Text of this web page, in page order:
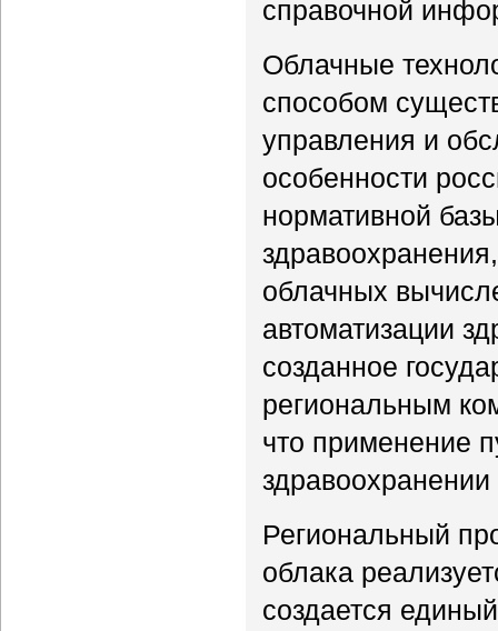
справочной
Облачные
способом
управления и
особенности
нормативной
облачных
автоматизации
созданное
региональным
что применение
Региональный
облака
создается